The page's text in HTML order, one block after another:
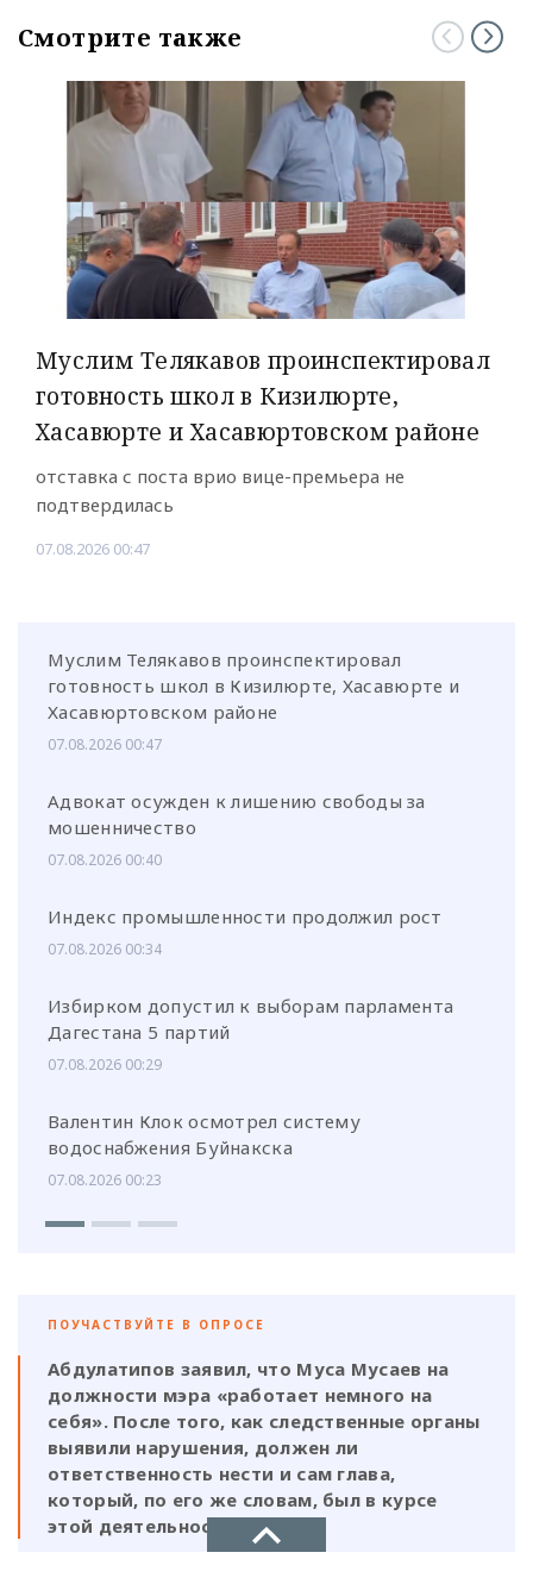
Смотрите также
Муслим Телякавов проинспектировал
готовность школ в Кизилюрте,
Хасавюрте и Хасавюртовском районе
отставка с поста врио вице-премьера не
подтвердилась
07.08.2026 00:47
Муслим Телякавов проинспектировал
готовность школ в Кизилюрте, Хасавюрте и
Хасавюртовском районе
07.08.2026 00:47
Адвокат осужден к лишению свободы за
мошенничество
07.08.2026 00:40
Индекс промышленности продолжил рост
07.08.2026 00:34
Избирком допустил к выборам парламента
Дагестана 5 партий
07.08.2026 00:29
Валентин Клок осмотрел систему
водоснабжения Буйнакска
07.08.2026 00:23
ПОУЧАСТВУЙТЕ В ОПРОСЕ
Абдулатипов заявил, что Муса Мусаев на
должности мэра «работает немного на
себя». После того, как следственные органы
выявили нарушения, должен ли
ответственность нести и сам глава,
который, по его же словам, был в курсе
этой деятельности?